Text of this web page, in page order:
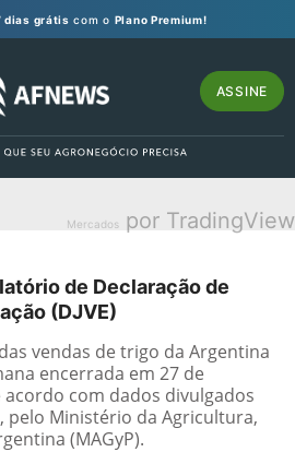
dias grátis com o Plano Premium!
ASSINE
Mercados por TradingView
de Declaração de
(DJVE)
vendas de trigo da Argentina
encerrada em 27 de
com dados divulgados
pelo Ministério da Agricultura,
(MAGyP).